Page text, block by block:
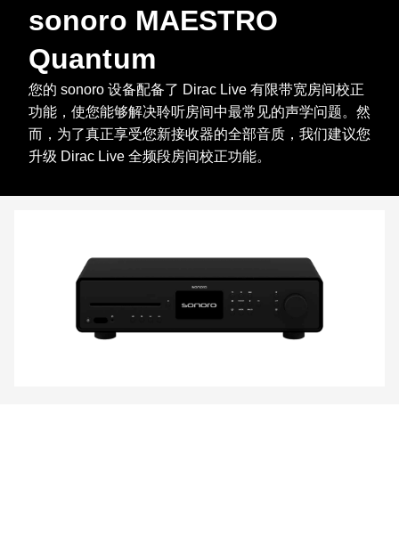
sonoro MAESTRO
Quantum
您的 sonoro 设备配备了 Dirac Live 有限带宽房间校正
功能，使您能够解决聆听房间中最常见的声学问题。然
而，为了真正享受您新接收器的全部音质，我们建议您
升级 Dirac Live 全频段房间校正功能。